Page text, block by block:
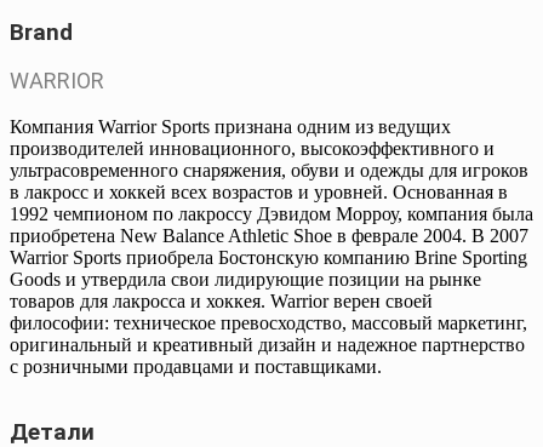
Brand
WARRIOR
Компания Warrior Sports признана одним из ведущих
производителей инновационного, высокоэффективного и
ультрасовременного снаряжения, обуви и одежды для игроков
в лакросс и хоккей всех возрастов и уровней. Основанная в
1992 чемпионом по лакроссу Дэвидом Морроу, компания была
приобретена New Balance Athletic Shoe в феврале 2004. В 2007
Warrior Sports приобрела Бостонскую компанию Brine Sporting
Goods и утвердила свои лидирующие позиции на рынке
товаров для лакросса и хоккея. Warrior верен своей
философии: техническое превосходство, массовый маркетинг,
оригинальный и креативный дизайн и надежное партнерство
с розничными продавцами и поставщиками.
Детали